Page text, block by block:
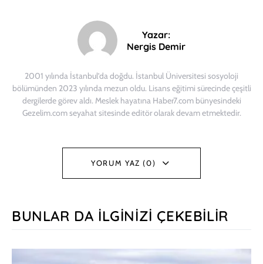
Yazar:
Nergis Demir
2001 yılında İstanbul’da doğdu. İstanbul Üniversitesi sosyoloji
bölümünden 2023 yılında mezun oldu. Lisans eğitimi sürecinde çeşitli
dergilerde görev aldı. Meslek hayatına Haber7.com bünyesindeki
Gezelim.com seyahat sitesinde editör olarak devam etmektedir.
YORUM YAZ (0)
BUNLAR DA İLGINIZI ÇEKEBILIR